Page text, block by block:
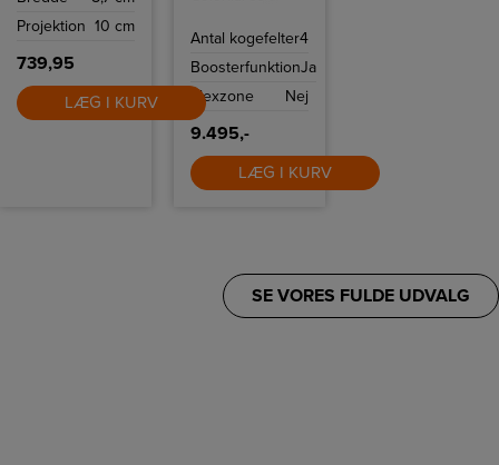
Projektion 10 cm
739,95
LÆG I KURV
du tilberede mad
takket være 4
induktionszoner
og flere intuitive
funktioner som
Quickstart og
Powerboost.
Antal kogefelter4
BoosterfunktionJa
Flexzone
Nej
9.495,-
LÆG I KURV
SE VORES FULDE UDVALG